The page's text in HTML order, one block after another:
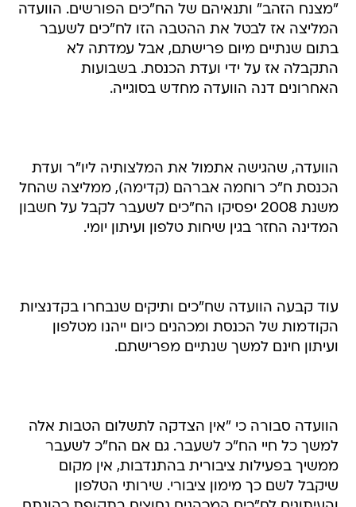
"מצנח הזהב" ותנאיהם של הח"כים הפורשים. הוועדה
המליצה אז לבטל את ההטבה הזו לח"כים לשעבר
בתום שנתיים מיום פרישתם, אבל עמדתה לא
התקבלה אז על ידי ועדת הכנסת. בשבועות
האחרונים דנה הוועדה מחדש בסוגייה.
הוועדה, שהגישה אתמול את המלצותיה ליו"ר ועדת
הכנסת ח"כ רוחמה אברהם (קדימה), ממליצה שהחל
משנת 2008 יפסיקו הח"כים לשעבר לקבל על חשבון
המדינה החזר בגין שיחות טלפון ועיתון יומי.
עוד קבעה הוועדה שח"כים ותיקים שנבחרו בקדנציות
הקודמות של הכנסת ומכהנים כיום ייהנו מטלפון
ועיתון חינם למשך שנתיים מפרישתם.
הוועדה סבורה כי "אין הצדקה לתשלום הטבות אלה
למשך כל חיי הח"כ לשעבר. גם אם הח"כ לשעבר
ממשיך בפעילות ציבורית בהתנדבות, אין מקום
שיקבל לשם כך מימון ציבורי. שירותי הטלפון